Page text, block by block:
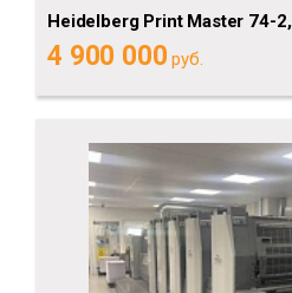
Heidelberg Рrint Мaster 74-
4 900 000 руб.